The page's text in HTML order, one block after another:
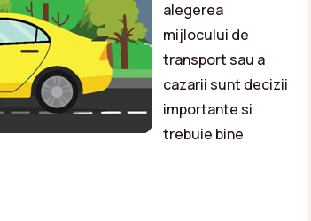
alegerea
mijlocului de
transport sau a
cazarii sunt decizii
importante si
trebuie bine